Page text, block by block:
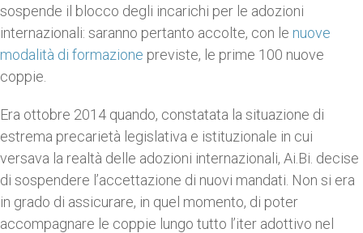
sospende il blocco degli incarichi per le adozioni
internazionali: saranno pertanto accolte, con le nuove
modalità di formazione previste, le prime 100 nuove
coppie.
Era ottobre 2014 quando, constatata la situazione di
estrema precarietà legislativa e istituzionale in cui
versava la realtà delle adozioni internazionali, Ai.Bi. decise
di sospendere l’accettazione di nuovi mandati. Non si era
in grado di assicurare, in quel momento, di poter
accompagnare le coppie lungo tutto l’iter adottivo nel